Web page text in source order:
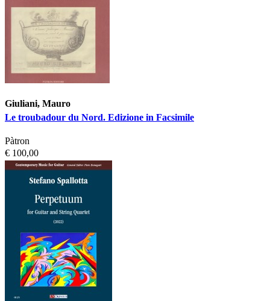
Giuliani, Mauro
Le troubadour du Nord. Edizione in Facsimile
Pàtron
€ 100,00